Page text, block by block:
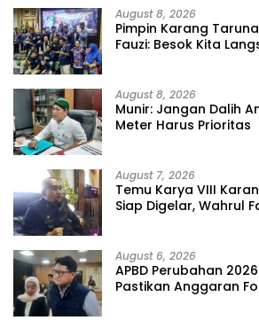
August 8, 2026
Pimpin Karang
Fauzi: Besok Kita
August 8, 2026
Munir: Jangan Dalih
Meter Harus Prioritas
August 7, 2026
Temu Karya VIII
Siap Digelar, Wahrul
August 6, 2026
APBD Perubahan
Pastikan Anggaran